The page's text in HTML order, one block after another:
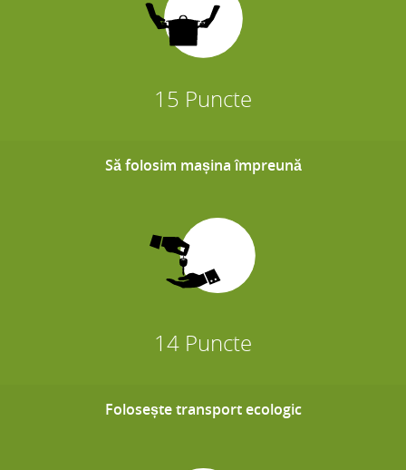
15 Puncte
Să folosim mașina împreună
14 Puncte
Folosește transport ecologic